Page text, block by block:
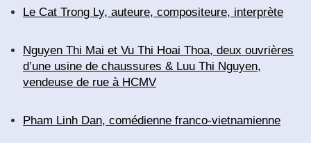
Le Cat Trong Ly, auteure, compositeure, interprète
Nguyen Thi Mai et Vu Thi Hoai Thoa, deux ouvrières
d’une usine de chaussures & Luu Thi Nguyen,
vendeuse de rue à HCMV
Pham Linh Dan, comédienne franco-vietnamienne